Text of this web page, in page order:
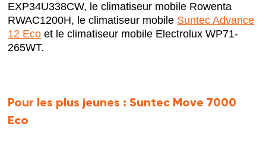
EXP34U338CW, le climatiseur mobile Rowenta
RWAC1200H, le climatiseur mobile Suntec Advance
12 Eco et le climatiseur mobile Electrolux WP71-
265WT.
Pour les plus jeunes :Suntec Move 7000
Eco